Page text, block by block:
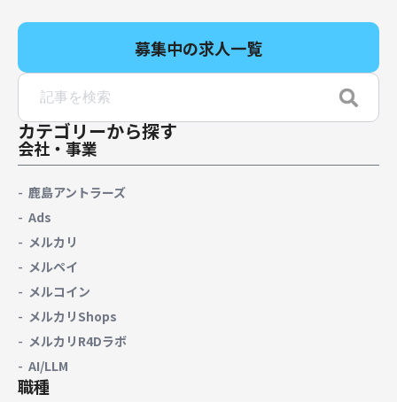
募集中の求人一覧
カテゴリーから探す
会社・事業
鹿島アントラーズ
Ads
メルカリ
メルペイ
メルコイン
メルカリShops
メルカリR4Dラボ
AI/LLM
職種